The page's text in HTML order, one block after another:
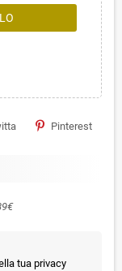
Pinterest
tua privacy